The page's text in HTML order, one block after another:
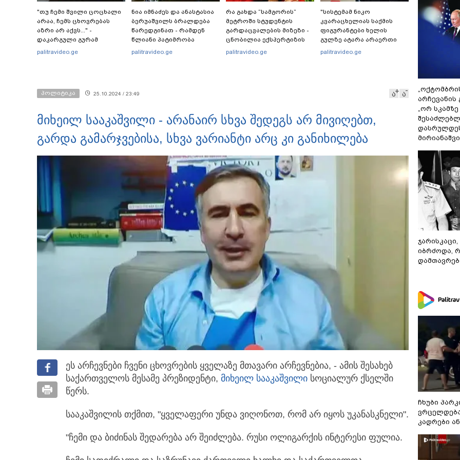
"თუ ჩემი შვილი ცოცხალი
არაა, ჩემს ცხოვრებას
აზრი არ აქვს..." -
დაკარგული გურამ
დადიანიძის დედის
palitravideo.ge
ნია იმნაძეს და ანასტასია
ბერუაშვილს ბრალდება
წარედგინათ - რამდენ
წლიანი პატიმრობა
ემუქრებათ
palitravideo.ge
რა გახდა “სამგორის”
მეტროში სტუდენტის
გარდაცვალების მიზეზი -
ცნობილია ექსპერტიზის
პასუხი
palitravideo.ge
"სისტემამ ნიკო
კვარაცხელიას საქმის
ფიგურანტები ხელის
გულზე ატარა არაერთი
წელი! ხომ არ იცით
palitravideo.ge
პოლიტიკა 25.10.2024 / 23:49 ა ა
მიხეილ სააკაშვილი - არანაირ სხვა შედეგს არ მივიღებთ,
გარდა გამარჯვებისა, სხვა ვარიანტი არც კი განიხილება
ეს არჩევნები ჩვენი ცხოვრების ყველაზე მთავარი არჩევნებია, - ამის შესახებ
საქართველოს მესამე პრეზიდენტი, მიხეილ სააკაშვილი სოციალურ ქსელში
წერს.
სააკაშვილის თქმით, "ყველაფერი უნდა ვიღონოთ, რომ არ იყოს უკანასკნელი".
"ჩემი და ბიძინას შედარება არ შეიძლება. რუსი ოლიგარქის ინტერესი ფულია.
არჩევანის
„ორ
იბრძოდა,
ჩხუბი
კადრები